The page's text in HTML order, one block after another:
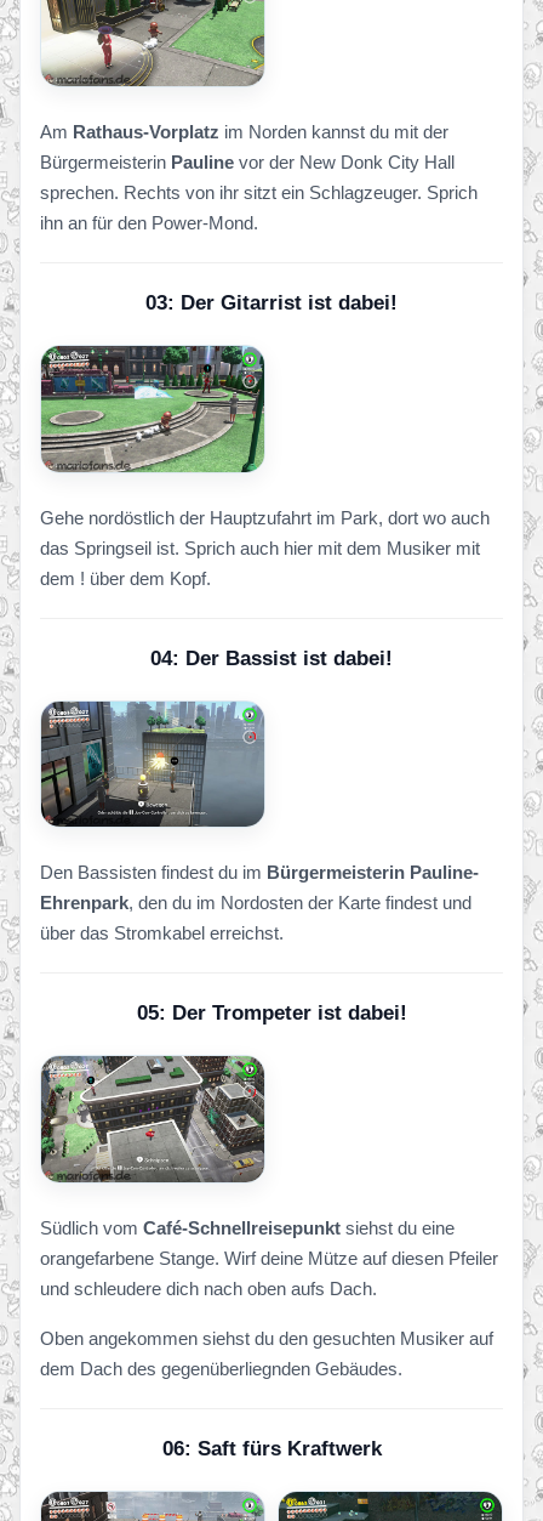
Am Rathaus-Vorplatz im Norden kannst du mit der
Bürgermeisterin Pauline vor der New Donk City Hall
sprechen. Rechts von ihr sitzt ein Schlagzeuger. Sprich
ihn an für den Power-Mond.
03: Der Gitarrist ist dabei!
Gehe nordöstlich der Hauptzufahrt im Park, dort wo auch
das Springseil ist. Sprich auch hier mit dem Musiker mit
dem ! über dem Kopf.
04: Der Bassist ist dabei!
Den Bassisten findest du im Bürgermeisterin Pauline-
Ehrenpark, den du im Nordosten der Karte findest und
über das Stromkabel erreichst.
05: Der Trompeter ist dabei!
Südlich vom Café-Schnellreisepunkt siehst du eine
orangefarbene Stange. Wirf deine Mütze auf diesen Pfeiler
und schleudere dich nach oben aufs Dach.
Oben angekommen siehst du den gesuchten Musiker auf
dem Dach des gegenüberliegnden Gebäudes.
06: Saft fürs Kraftwerk